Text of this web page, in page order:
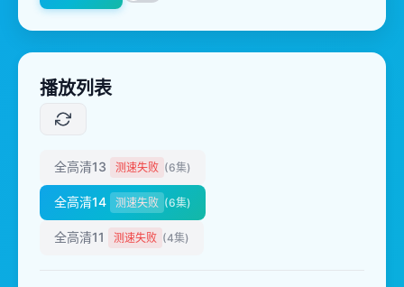
播放列表
全高清13 测速失败 (6集)
全高清14 测速失败 (6集)
全高清11 测速失败 (4集)